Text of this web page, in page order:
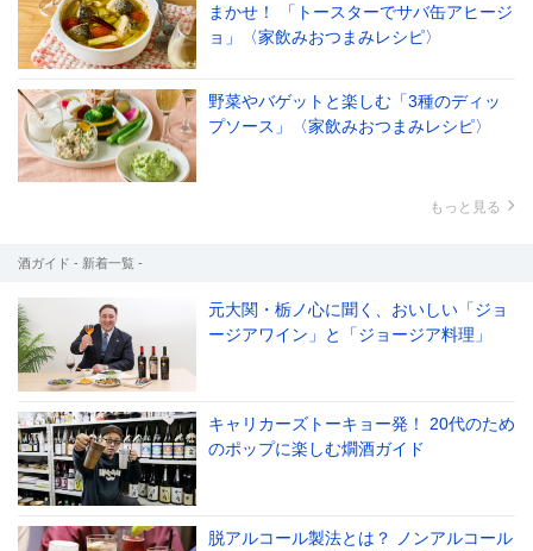
まかせ！ 「トースターでサバ缶アヒージ
ョ」〈家飲みおつまみレシピ〉
野菜やバゲットと楽しむ「3種のディッ
プソース」〈家飲みおつまみレシピ〉
もっと見る
酒ガイド - 新着一覧 -
元大関・栃ノ心に聞く、おいしい「ジョ
ージアワイン」と「ジョージア料理」
キャリカーズトーキョー発！ 20代のため
のポップに楽しむ燗酒ガイド
脱アルコール製法とは？ ノンアルコール